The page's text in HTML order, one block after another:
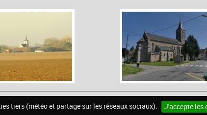
tiers (météo et partage sur les réseaux sociaux). J'accepte les
site Mentions légales Accessibilité Cookies